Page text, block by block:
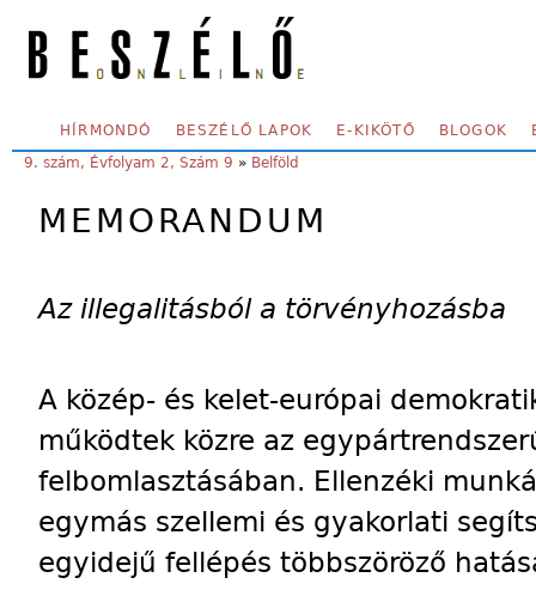
SECONDARY MENU
HÍRMONDÓ BESZÉLŐ LAPOK E-KIKÖTŐ BLOGOK
YOU ARE HERE:
9. szám, Évfolyam 2, Szám 9 » Belföld
MEMORANDUM
Az illegalitásból a törvényhozásba
A közép- és kelet-európai
működtek közre az
felbomlasztásában. Ellenzéki
egymás szellemi és gyakorlati
egyidejű fellépés többszöröző